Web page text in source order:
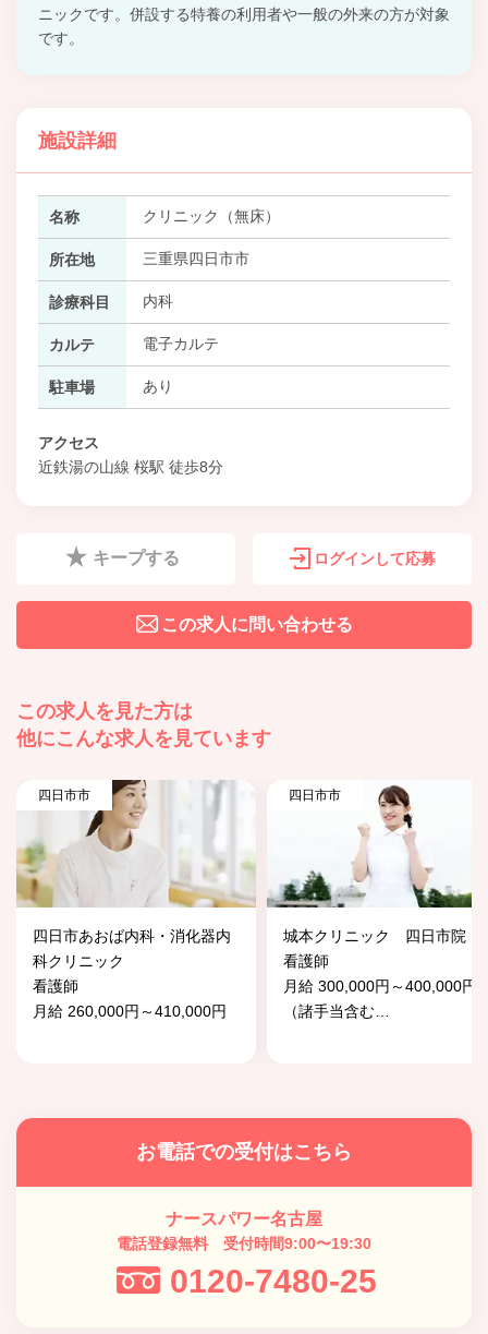
ニックです。併設する特養の利用者や一般の外来の方が対象
です。
施設詳細
名称 クリニック（無床）
所在地 三重県四日市市
診療科目 内科
カルテ 電子カルテ
駐車場 あり
アクセス
近鉄湯の山線 桜駅 徒歩8分
キープする ログインして応募
この求人に問い合わせる
この求人を見た方は
他にこんな求人を見ています
四日市市
四日市あおば内科・消化器内
科クリニック
看護師
月給 260,000円～410,000円
四日市市
城本クリニック 四日市院
看護師
月給 300,000円～400,000円
（諸手当含む
お電話での受付はこちら
ナースパワー名古屋
電話登録無料 受付時間9:00〜19:30
0120-7480-25